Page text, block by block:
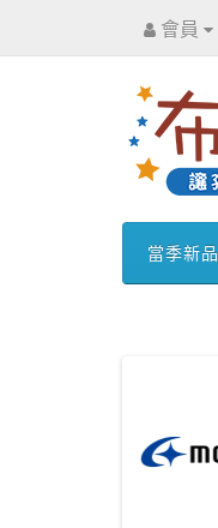
會員
當季新品